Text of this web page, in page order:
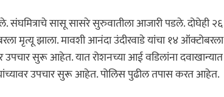
सासू सासरे सुरुवातीला आजारी पडले. दोघेही २६
मृत्यू झाला. मावशी आनंदा उंदीरवाडे यांचा १४ ऑक्टोबरला
सुरू आहेत. यात रोशनच्या आई वडिलांना दवाखान्यात
उपचार सुरू आहेत. पोलिस पुढील तपास करत आहेत.